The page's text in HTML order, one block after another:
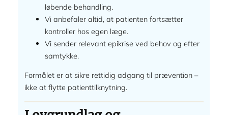
løbende behandling.
Vi anbefaler altid, at patienten fortsætter
kontroller hos egen læge.
Vi sender relevant epikrise ved behov og efter
samtykke.
Formålet er at sikre rettidig adgang til prævention –
ikke at flytte patienttilknytning.